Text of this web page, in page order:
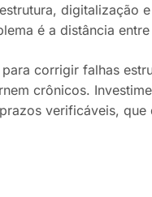
digitalização
é a distância
corrigir falhas
crônicos.
verificáveis,